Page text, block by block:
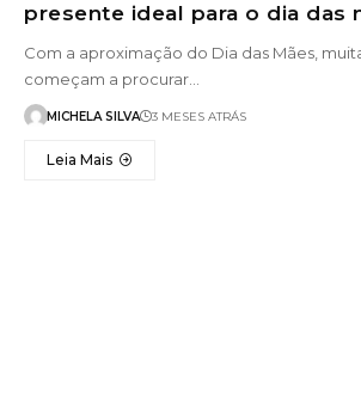
presente ideal para o dia das
Com a aproximação do Dia das Mães,
começam a procurar…
MICHELA SILVA 3 MESES ATRÁS
Leia Mais